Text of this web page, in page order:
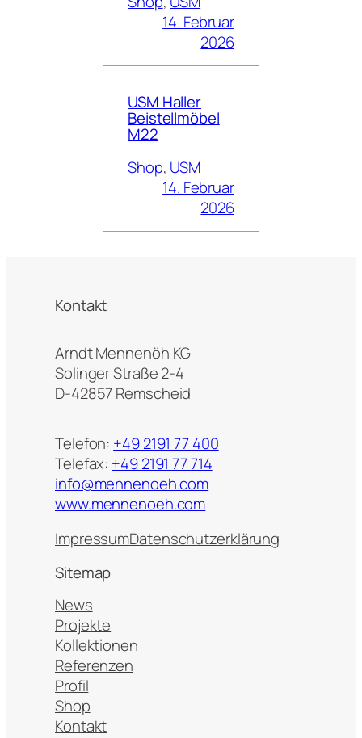
14. Februar
2026
USM Haller
Beistellmöbel
M22
Shop, USM
14. Februar
2026
Kontakt
Arndt Mennenöh KG
Solinger Straße 2-4
D-42857 Remscheid
Telefon: +49 2191 77 400
Telefax: +49 2191 77 714
info@mennenoeh.com
www.mennenoeh.com
ImpressumDatenschutzerklärung
Sitemap
News
Projekte
Kollektionen
Referenzen
Profil
Shop
Kontakt